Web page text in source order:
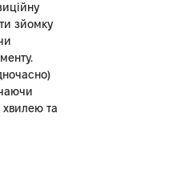
зйомку
та